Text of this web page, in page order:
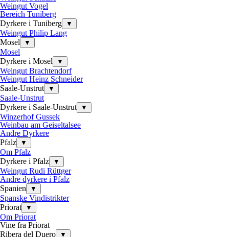
Weingut Vogel
Bereich Tuniberg
Dyrkere i Tuniberg
▼
Weingut Philip Lang
Mosel
▼
Mosel
Dyrkere i Mosel
▼
Weingut Brachtendorf
Weingut Heinz Schneider
Saale-Unstrut
▼
Saale-Unstrut
Dyrkere i Saale-Unstrut
▼
Winzerhof Gussek
Weinbau am Geiseltalsee
Andre Dyrkere
Pfalz
▼
Om Pfalz
Dyrkere i Pfalz
▼
Weingut Rudi Rüttger
Andre dyrkere i Pfalz
Spanien
▼
Spanske Vindistrikter
Priorat
▼
Om Priorat
Vine fra Priorat
Ribera del Duero
▼